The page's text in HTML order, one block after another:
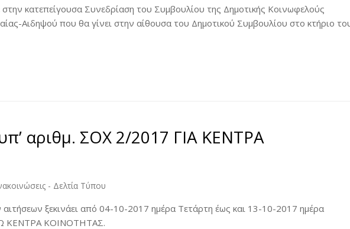
κατεπείγουσα Συνεδρίαση του Συμβουλίου της Δημοτικής Κοινωφελούς
Αιδηψού που θα γίνει στην αίθουσα του Δημοτικού Συμβουλίου στο κτήριο
αριθμ. ΣΟΧ 2/2017 ΓΙΑ ΚΕΝΤΡΑ
- Δελτία Τύπου
ξεκινάει από 04-10-2017 ημέρα Τετάρτη έως και 13-10-2017 ημέρα
ΚΕΝΤΡΑ ΚΟΙΝΟΤΗΤΑΣ.